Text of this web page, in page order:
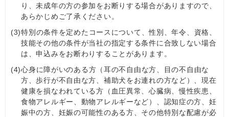
り、未成年の方の参加をお断りする場合がありますので、
あらかじめご了承ください。
(3)特別の条件を定めたコースについて、性別、年令、資格、
技能その他の条件が当社の指定する条件に合致しない場合
は、申込みをお断わりすることがあります。
(4)心身に障がいのある方（耳の不自由な方、目の不自由な
方、歩行が不自由な方、補助犬をお連れの方など）、現在
健康を損なわれている方（血圧異常、心臓病、慢性疾患、
食物アレルギー、動物アレルギーなど）、認知症の⽅、妊
娠中の方、妊娠の可能性のある方、その他特別な配慮が必